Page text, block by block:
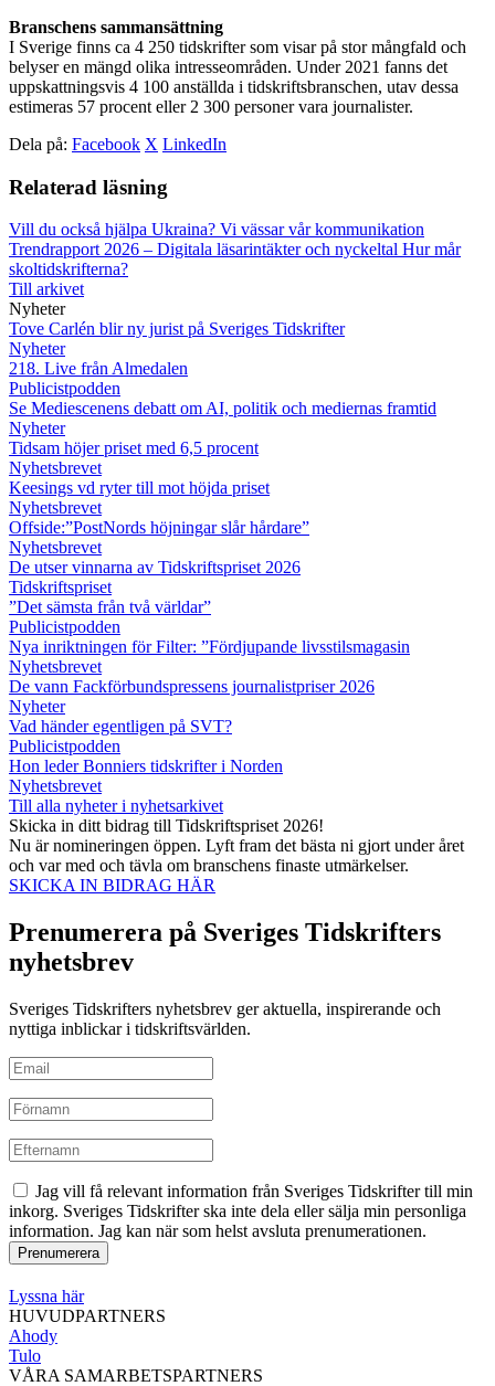
Branschens sammansättning
I Sverige finns ca 4 250 tidskrifter som visar på stor mångfald och
belyser en mängd olika intresseområden. Under 2021 fanns det
uppskattningsvis 4 100 anställda i tidskriftsbranschen, utav dessa
estimeras 57 procent eller 2 300 personer vara journalister.
Dela på: Facebook X LinkedIn
Relaterad läsning
Vill du också hjälpa Ukraina? Vi vässar vår kommunikation
Trendrapport 2026 – Digitala läsarintäkter och nyckeltal Hur mår
skoltidskrifterna?
Till arkivet
Nyheter
Tove Carlén blir ny jurist på Sveriges Tidskrifter
Nyheter
218. Live från Almedalen
Publicistpodden
Se Mediescenens debatt om AI, politik och mediernas framtid
Nyheter
Tidsam höjer priset med 6,5 procent
Nyhetsbrevet
Keesings vd ryter till mot höjda priset
Nyhetsbrevet
Offside:”PostNords höjningar slår hårdare”
Nyhetsbrevet
De utser vinnarna av Tidskriftspriset 2026
Tidskriftspriset
”Det sämsta från två världar”
Publicistpodden
Nya inriktningen för Filter: ”Fördjupande livsstilsmagasin
Nyhetsbrevet
De vann Fackförbundspressens journalistpriser 2026
Nyheter
Vad händer egentligen på SVT?
Publicistpodden
Hon leder Bonniers tidskrifter i Norden
Nyhetsbrevet
Till alla nyheter i nyhetsarkivet
Skicka in ditt bidrag till Tidskriftspriset 2026!
Nu är nomineringen öppen. Lyft fram det bästa ni gjort under året
och var med och tävla om branschens finaste utmärkelser.
SKICKA IN BIDRAG HÄR
Prenumerera på Sveriges Tidskrifters
nyhetsbrev
Sveriges Tidskrifters nyhetsbrev ger aktuella, inspirerande och
nyttiga inblickar i tidskriftsvärlden.
Jag vill få relevant information från Sveriges Tidskrifter till min
inkorg. Sveriges Tidskrifter ska inte dela eller sälja min personliga
information. Jag kan när som helst avsluta prenumerationen.
Lyssna här
HUVUDPARTNERS
Ahody
Tulo
VÅRA SAMARBETSPARTNERS